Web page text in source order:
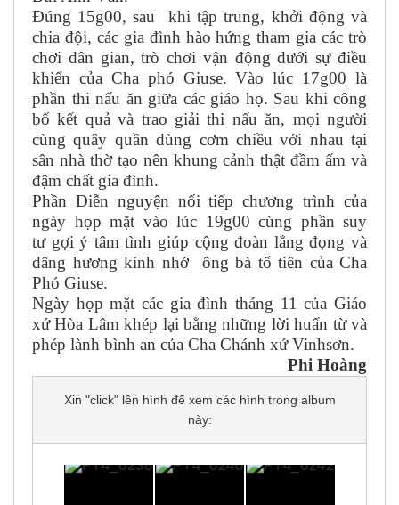
Đúng 15g00,sau khi tập trung, khởi động và
chia đội, các gia đình hào hứng tham gia các trò
chơi dân gian, trò chơi vận động dưới sự điều
khiển của Cha phó Giuse. Vào lúc 17g00 là
phần thi nấu ăn giữa các giáo họ. Sau khi công
bố kết quả và trao giải thi nấu ăn, mọi người
cùng quây quần dùng cơm chiều với nhau tại
sân nhà thờ tạo nên khung cảnh thật đầm ấm và
đậm chất gia đình.
Phần Diễn nguyện nối tiếp chương trình của
ngày họp mặt vào lúc 19g00 cùng phần suy
tư gợi ý tâm tình giúp cộng đoàn lắng đọng và
dâng hương kính nhớ ông bà tổ tiên của Cha
Phó Giuse.
Ngày họp mặt các gia đình tháng 11 của Giáo
xứ Hòa Lâm khép lại bằng những lời huấn từ và
phép lành bình an của Cha Chánh xứ Vinhsơn.
Phi Hoàng
Xin "click" lên hình để xem các hình trong album
này: